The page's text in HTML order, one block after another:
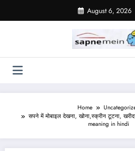
content
August 6, 2026
Home
सपने में मोबाइल देखना, खोना,स्क्रीन टूटना,
meaning in hindi